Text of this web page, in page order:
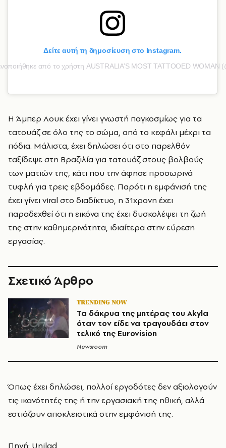
Δείτε αυτή τη δημοσίευση στο Instagram.
από το χρήστη AUSTRALIA’S MOST TATTOOED WOMAN
Η Άμπερ Λουκ έχει γίνει γνωστή παγκοσμίως για τα
τατουάζ σε όλο της το σώμα, από το κεφάλι μέχρι τα
πόδια. Μάλιστα, έχει δηλώσει ότι στο παρελθόν
ταξίδεψε στη Βραζιλία για τατουάζ στους βολβούς
των ματιών της, κάτι που την άφησε προσωρινά
τυφλή για τρεις εβδομάδες. Παρότι η εμφάνισή της
έχει γίνει viral στο διαδίκτυο, η 31χρονη έχει
παραδεχθεί ότι η εικόνα της έχει δυσκολέψει τη ζωή
της στην καθημερινότητα, ιδιαίτερα στην εύρεση
εργασίας.
Σχετικό Άρθρο
TRENDING NOW
Τα δάκρυα της μητέρας του Akyla
όταν τον είδε να τραγουδάει στον
τελικό της Eurovision
Newsroom
Όπως έχει δηλώσει, πολλοί εργοδότες δεν αξιολογούν
τις ικανότητές της ή την εργασιακή της ηθική, αλλά
εστιάζουν αποκλειστικά στην εμφάνισή της.
Πηγή: Unilad